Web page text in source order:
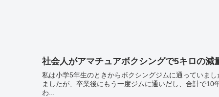
社会人がアマチュアボクシングで5キロの減
私は小学5年生のときからボクシングジムに通っていました。 高校生の3年間はバスケットボール部の練習のため
ましたが、卒業後にもう一度ジムに通いだし、合計で10年ほどボクシン
わ...